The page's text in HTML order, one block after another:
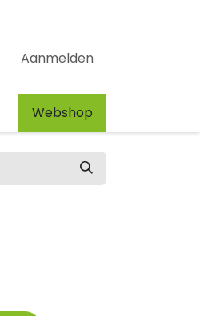
Aanmelden
Webshop​